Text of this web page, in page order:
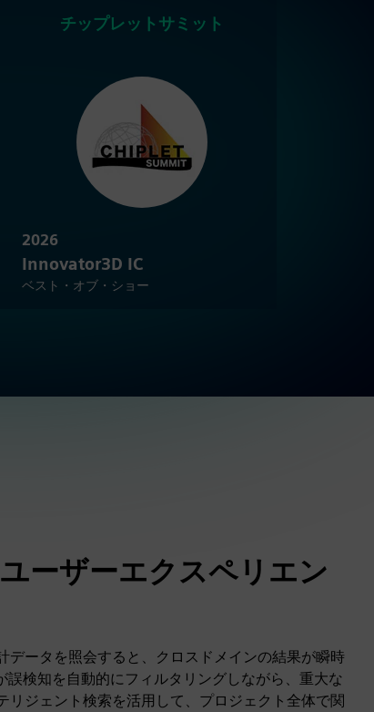
チップレットサミット
2026
Innovator3D IC
ベスト・オブ・ショー
ーザーエクスペリエン
データを照会すると、クロスドメインの結果が瞬時
誤検知を自動的にフィルタリングしながら、重大な
リジェント検索を活用して、プロジェクト全体で関